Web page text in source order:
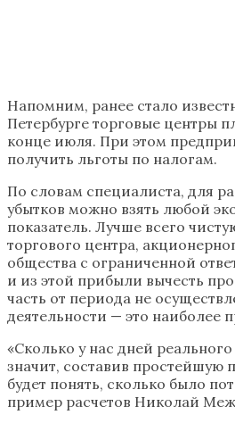
Напомним, ранее стало
Петербурге торговые центры
конце июля. При этом
получить льготы по налогам.
По словам специалиста, для
убытков можно взять любой
показатель. Лучше всего
торгового центра,
общества с ограниченной
и из этой прибыли вычесть
часть от периода не
деятельности — это наиболее
«Сколько у нас дней
значит, составив
будет понять, сколько было
пример расчетов Николай